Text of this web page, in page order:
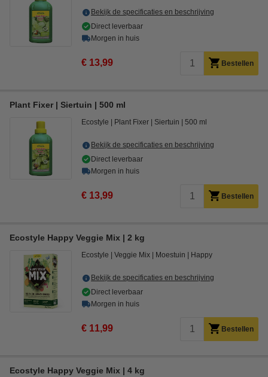
Bekijk de specificaties en beschrijving
Direct leverbaar
Morgen in huis
€ 13,99 Bestellen
Plant Fixer | Siertuin | 500 ml
Ecostyle Plant Fixer Siertuin 500 ml
Bekijk de specificaties en beschrijving
Direct leverbaar
Morgen in huis
€ 13,99 Bestellen
Ecostyle Happy Veggie Mix | 2 kg
Ecostyle Veggie Mix Moestuin Happy
Bekijk de specificaties en beschrijving
Direct leverbaar
Morgen in huis
€ 11,99 Bestellen
Ecostyle Happy Veggie Mix | 4 kg